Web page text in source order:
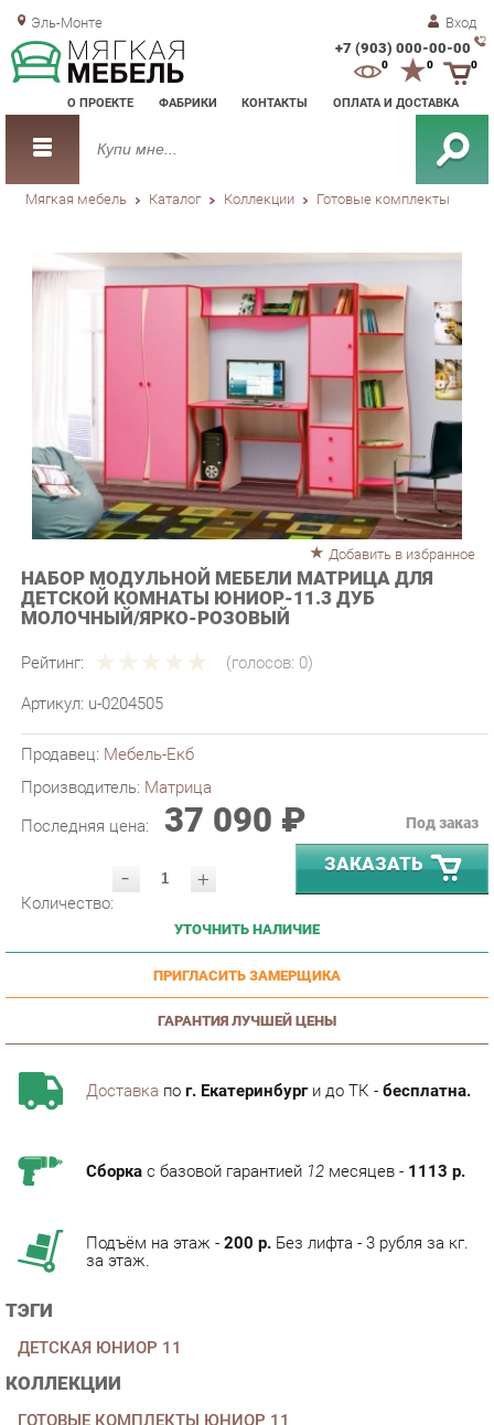
Эль-Монте Вход
+7 (903) 000-00-00
О ПРОЕКТЕ ФАБРИКИ КОНТАКТЫ ОПЛАТА И ДОСТАВКА
0 0
Мягкая мебель Каталог Коллекции Готовые комплекты
Добавить в избранное
НАБОР МОДУЛЬНОЙ МЕБЕЛИ МАТРИЦА ДЛЯ
ДЕТСКОЙ КОМНАТЫ ЮНИОР-11.3 ДУБ
МОЛОЧНЫЙ/ЯРКО-РОЗОВЫЙ
Артикул: u-0204505
Производитель:Матрица
Последняя цена: 37 090 ₽
- ЗАКАЗАТЬ
УТОЧНИТЬ НАЛИЧИЕ
ПРИГЛАСИТЬ ЗАМЕРЩИКА
ГАРАНТИЯ ЛУЧШЕЙ ЦЕНЫ
Доставкапог. Екатеринбурги до ТК -бесплатна.
ТЭГИ